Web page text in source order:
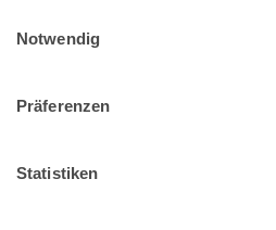
Impressum
Notwendig
Präferenzen
Statistiken
Muster Widerrufsformular (PDF)